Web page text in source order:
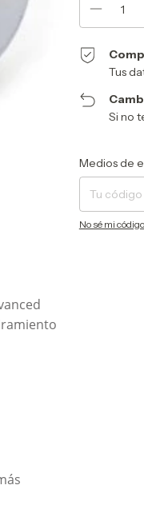
Tus
Si no
Entregas para
Medios de
No sé mi